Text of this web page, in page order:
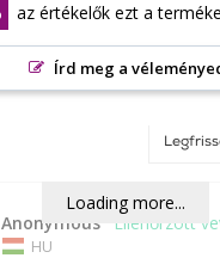
az értékelők ezt a
Írd meg a
Loading more...
Anonymous
HU